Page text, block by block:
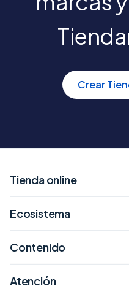
Crear
Tienda online
Ecosistema
Contenido
Atención